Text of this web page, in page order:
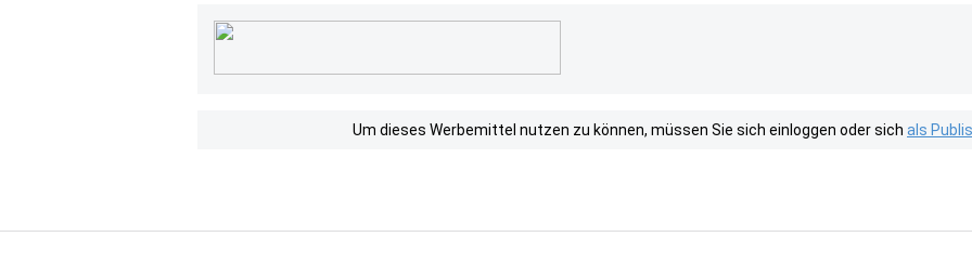
Um dieses Werbemittel nutzen zu können, müssen Sie sich einloggen oder sich als